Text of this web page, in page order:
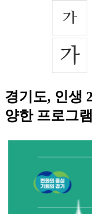
경기도, 인생
양한 프로그